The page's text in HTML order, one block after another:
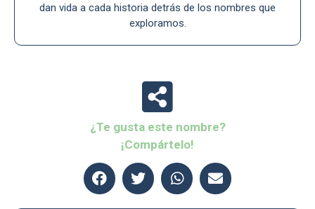
dan vida a cada historia detrás de los nombres que
exploramos.
¿Te gusta este nombre?
¡Compártelo!